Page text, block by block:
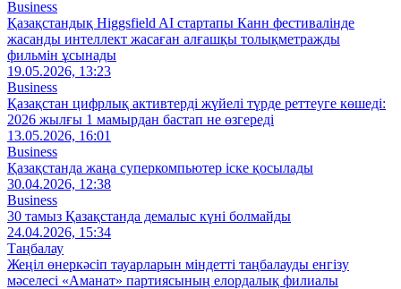
Business
Қазақстандық Higgsfield AI стартапы Канн фестивалінде
жасанды интеллект жасаған алғашқы толықметражды
фильмін ұсынады
19.05.2026, 13:23
Business
Қазақстан цифрлық активтерді жүйелі түрде реттеуге көшеді:
2026 жылғы 1 мамырдан бастап не өзгереді
13.05.2026, 16:01
Business
Қазақстанда жаңа суперкомпьютер іске қосылады
30.04.2026, 12:38
Business
30 тамыз Қазақстанда демалыс күні болмайды
24.04.2026, 15:34
Таңбалау
Жеңіл өнеркәсіп тауарларын міндетті таңбалауды енгізу
мәселесі «Аманат» партиясының елордалық филиалы